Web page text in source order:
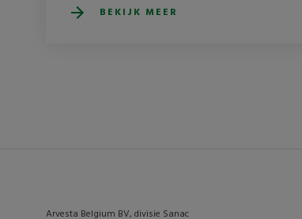
BEKIJK MEER
Arvesta Belgium BV, divisie Sanac